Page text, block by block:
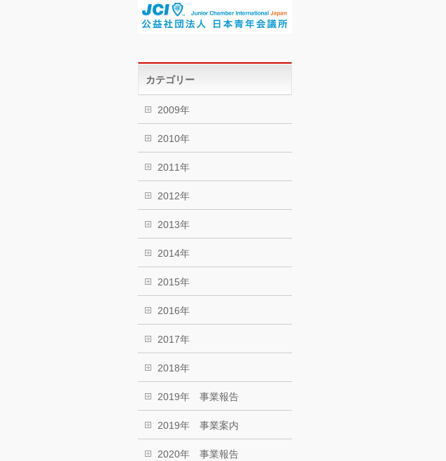
カテゴリー
2009年
2010年
2011年
2012年
2013年
2014年
2015年
2016年
2017年
2018年
2019年 事業報告
2019年 事業案内
2020年 事業報告